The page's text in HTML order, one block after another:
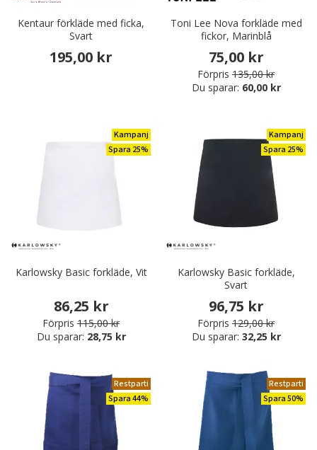
Kentaur förkläde med ficka,
Svart
195,00 kr
Toni Lee Nova forkläde med
fickor, Marinblå
75,00 kr
Förpris 135,00 kr
Du sparar: 60,00 kr
Kampanj
Spara 25%
Karlowsky Basic forkläde, Vit
86,25 kr
Förpris 115,00 kr
Du sparar: 28,75 kr
Kampanj
Spara 25%
Karlowsky Basic forkläde,
Svart
96,75 kr
Förpris 129,00 kr
Du sparar: 32,25 kr
Restparti
Spara 44%
Restparti
Spara 50%